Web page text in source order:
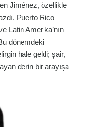
Jiménez, özellikle
Puerto Rico
Latin Amerika’nın
dönemdeki
hale geldi; şair,
derin bir arayışa